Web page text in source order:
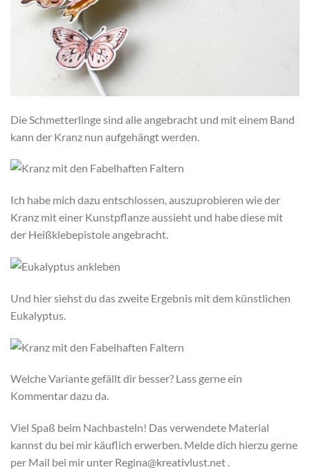
Die Schmetterlinge sind alle angebracht und mit einem Band
kann der Kranz nun aufgehängt werden.
Ich habe mich dazu entschlossen, auszuprobieren wie der
Kranz mit einer Kunstpflanze aussieht und habe diese mit
der Heißklebepistole angebracht.
Und hier siehst du das zweite Ergebnis mit dem künstlichen
Eukalyptus.
Welche Variante gefällt dir besser? Lass gerne ein
Kommentar dazu da.
Viel Spaß beim Nachbasteln! Das verwendete Material
kannst du bei mir käuflich erwerben. Melde dich hierzu gerne
per Mail bei mir unter Regina@kreativlust.net .